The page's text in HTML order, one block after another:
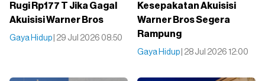
Rugi Rp177 T Jika Gagal
Akuisisi Warner Bros
Gaya Hidup | 29 Jul 2026 08:50
Kesepakatan Akuisisi
Warner Bros Segera
Rampung
Gaya Hidup | 28 Jul 2026 12:00